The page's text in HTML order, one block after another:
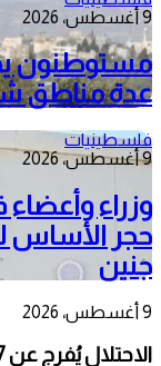
9 أغسطس، 2026
مستوطنون
عدة مناطق
فلسطينيات
9 أغسطس، 2026
وزراء
حجر الأساس
جنين
9 أغسطس، 2026
الاحتلال يُفرج عن 37 أسيراً من غزة